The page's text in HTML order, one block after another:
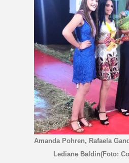
Amanda Pohren, Rafaela
Lediane Baldin(Foto: